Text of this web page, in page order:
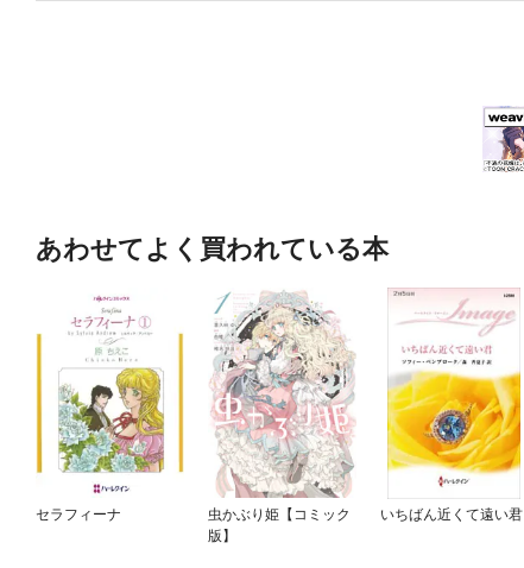
あわせてよく買われている本
セラフィーナ
虫かぶり姫【コミック
版】
いちばん近くて遠い君